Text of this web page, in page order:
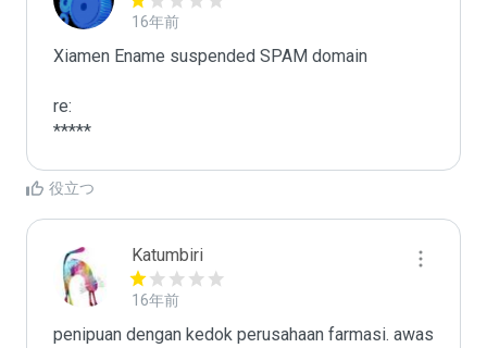
16年前
Xiamen Ename suspended SPAM domain
re:
*****
役立つ
Katumbiri
16年前
penipuan dengan kedok perusahaan farmasi. awas